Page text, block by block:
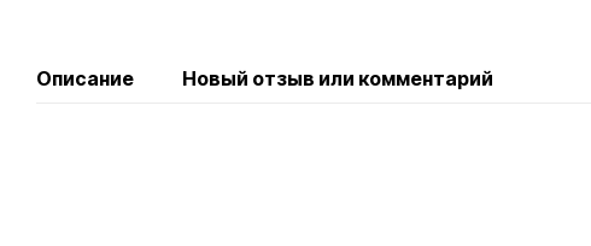
Описание Новый отзыв или комментарий